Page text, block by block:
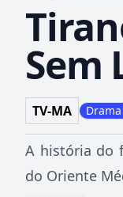
Sem
TV-MA Drama
A história do
do Oriente